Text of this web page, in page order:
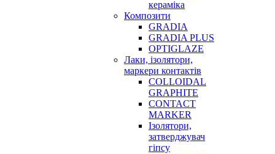
кераміка
Композити
GRADIA
GRADIA PLUS
OPTIGLAZE
Лаки, ізолятори,
маркери контактів
COLLOIDAL
GRAPHITE
CONTACT
MARKER
Ізолятори,
затверджувач
гіпсу